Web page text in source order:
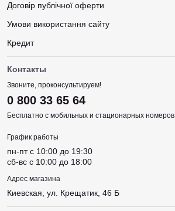
Договір публічної оферти
Умови використання сайту
Кредит
Контакты
Звоните, проконсультируем!
0 800 33 65 64
Бесплатно с мобильных и стационарных номеров
График работы
пн-пт c 10:00 до 19:30
сб-вс c 10:00 до 18:00
Адрес магазина
Киевская, ул. Крещатик, 46 Б